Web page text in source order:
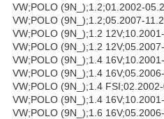
VW;POLO (9N_);1.2;01.2002-
VW;POLO (9N_);1.2;05.2007-
VW;POLO (9N_);1.2
VW;POLO (9N_);1.2
VW;POLO (9N_);1.4
VW;POLO (9N_);1.4
VW;POLO (9N_);1.4
VW;POLO (9N_);1.4
VW;POLO (9N_);1.6